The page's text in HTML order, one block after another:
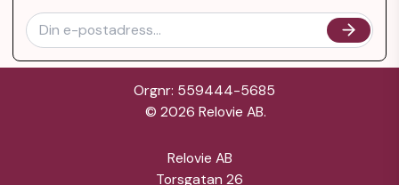
Orgnr: 559444-5685
© 2026 Relovie AB.
Relovie AB
Torsgatan 26